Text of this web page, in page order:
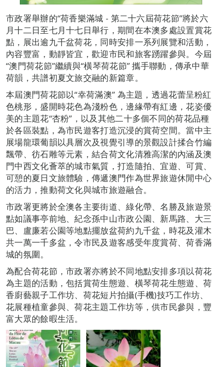
市政署舉辦的“荷香樂滿城 - 第二十六屆荷花節”將於六
月十二日至七月十七日舉行，期間在本澳多處設置賞花
點，展出逾九千盆荷花，同時安排一系列展覽和活動，
內容豐富，動靜皆宜，歡迎市民和旅客踴躍參與。今屆
“澳門荷花節”繼續與“橫琴荷花節” 攜手聯動，傳承中華
荷韻，共譜初夏文旅交融的新篇章。
本屆澳門荷花節以“幸荷滿澳” 為主題，透過花蕾呈粉紅
色桃形，盛開時花色為淺粉色，邊緣帶有紅邊，花姿優
美的主題花“杏粉”，以及其他二十多個不同的荷花品種
於各區裝點，為市民遊客打造沉浸的賞荷空間。當中主
展場龍環葡韻以具層次及視覺引導的景觀設計揉合竹編
飄帶、彷石雕等元素，結合荷文化清雅高潔的內涵及澳
門中西文化薈萃的城市氣質，打造隨拍、宜遊、可賞、
可憩的夏日文旅體驗，傳遞澳門作為世界旅遊休閒中心
的活力，推動荷文化與城市旅遊融合。
市政署更將於全澳各主要街道、綠化帶、名勝及旅遊景
點如議事亭前地、紀念孫中山市政公園、新馬路、大三
巴、盧廉若公園等地點擺放盆荷約九千盆，時花及灌木
共一萬一千多盆，令市民及遊客感受年度賞荷、荷香滿
城的氛圍。
為配合荷花節，市政署亦將於不同地點安排多項以荷花
為主題的活動，包括賞荷生態遊、橫琴荷花生態遊、荷
香廚藝親子工作坊、荷花短片拍攝(手機)技巧工作坊、
花展種植童參與、荷花主題工作坊等，供市民參與，豐
富大眾的餘暇生活。